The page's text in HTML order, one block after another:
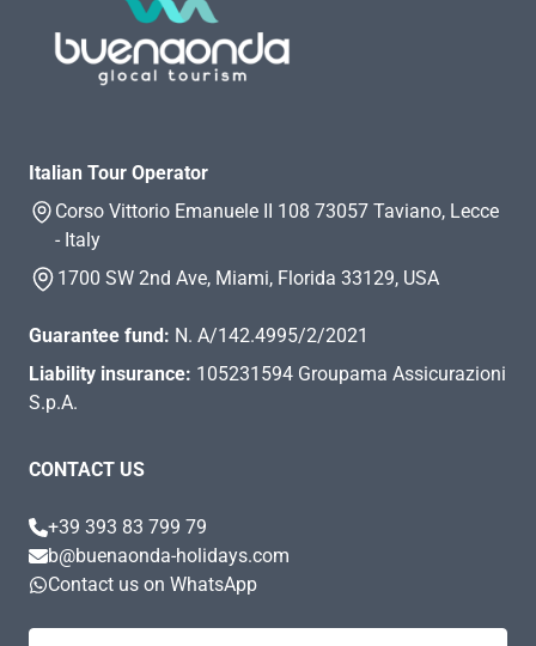
Italian Tour Operator
Corso Vittorio Emanuele II 108 73057 Taviano, Lecce
- Italy
1700 SW 2nd Ave, Miami, Florida 33129, USA
Guarantee fund: N. A/142.4995/2/2021
Liability insurance: 105231594 Groupama Assicurazioni
S.p.A.
CONTACT US
+39 393 83 799 79
b@buenaonda-holidays.com
Contact us on WhatsApp